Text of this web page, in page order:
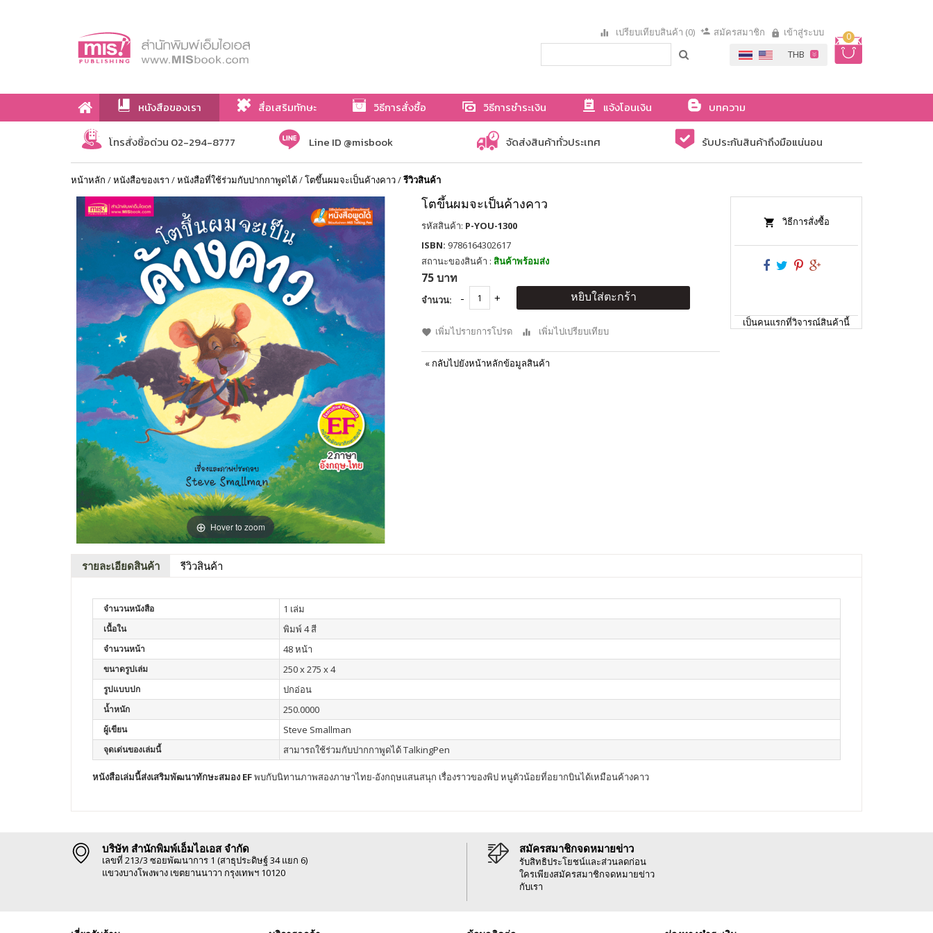
0
เปรียบเทียบสินค้า (0) สมัครสมาชิก เข้าสู่ระบบ
หนังสือของเรา สื่อเสริมทักษะ วิธีการสั่งซื้อ วิธีการชำระเงิน แจ้งโอนเงิน
บทความ
เกี่ยวกับเรา
โทรสั่งซื้อด่วน 02-294-8777 Line ID @misbook จัดส่งสินค้าทั่วประเทศ รับประกันสินค้าถึงมือแน่นอน
หน้าหลัก /หนังสือของเรา /หนังสือที่ใช้ร่วมกับปากกาพูดได้/โตขึ้นผมจะเป็นค้างคาว/รีวิวสินค้า
Hover to zoom
โตขึ้นผมจะเป็นค้างคาว
รหัสสินค้า: P-YOU-1300
ISBN: 9786164302617
สถานะของสินค้า : สินค้าพร้อมส่ง
75 บาท
จำนวน: หยิบใส่ตะกร้า
เพิ่มไปรายการโปรด เพิ่มไปเปรียบเทียบ
« กลับไปยังหน้าหลักข้อมูลสินค้า
วิธีการสั่งซื้อ
เป็นคนแรกที่วิจารณ์สินค้านี้
รายละเอียดสินค้า รีวิวสินค้า
จำนวนหนังสือ 1 เล่ม
เนื้อใน พิมพ์ 4 สี
จำนวนหน้า 48 หน้า
ขนาดรูปเล่ม 250 x 275 x 4
รูปแบบปก ปกอ่อน
น้ำหนัก 250.0000
ผู้เขียน Steve Smallman
จุดเด่นของเล่มนี้ สามารถใช้ร่วมกับปากกาพูดได้ TalkingPen
หนังสือเล่มนี้ส่งเสริมพัฒนาทักษะสมอง EFพบกับนิทานภาพสองภาษาไทย-อังกฤษแสนสนุก เรื่องราวของพิป หนูตัวน้อยที่อยากบินได้เหมือนค้างคาว
บริษัท สำนักพิมพ์เอ็มไอเอส จำกัด
เลขที่ 213/3 ซอยพัฒนาการ 1 (สาธุประดิษฐ์ 34 แยก 6)
แขวงบางโพงพาง เขตยานนาวา กรุงเทพฯ 10120
สมัครสมาชิกจดหมายข่าว
รับสิทธิประโยชน์และส่วนลดก่อน
ใครเพียงสมัครสมาชิกจดหมายข่าว
กับเรา